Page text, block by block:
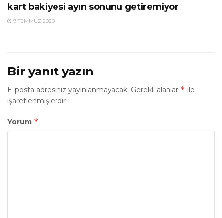
kart bakiyesi ayın sonunu getiremiyor
9 TEMMUZ 2020
Bir yanıt yazın
E-posta adresiniz yayınlanmayacak. Gerekli alanlar * ile
işaretlenmişlerdir
Yorum *